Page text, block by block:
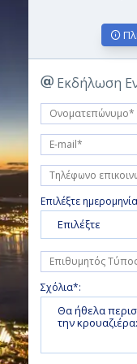
Εκδήλωση
Επιλέξτε
Επιλέξτε
Σχόλια*: